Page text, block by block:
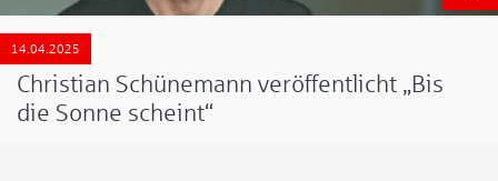
14.04.2025
Christian Schünemann veröffentlicht „Bis
die Sonne scheint“